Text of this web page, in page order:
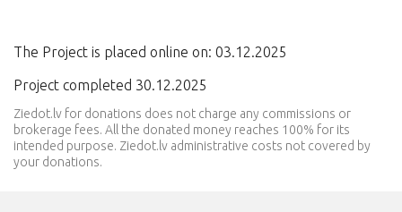
The Project is placed online on: 03.12.2025
Project completed 30.12.2025
Ziedot.lv for donations does not charge any commissions or
brokerage fees. All the donated money reaches 100% for its
intended purpose. Ziedot.lv administrative costs not covered by
your donations.